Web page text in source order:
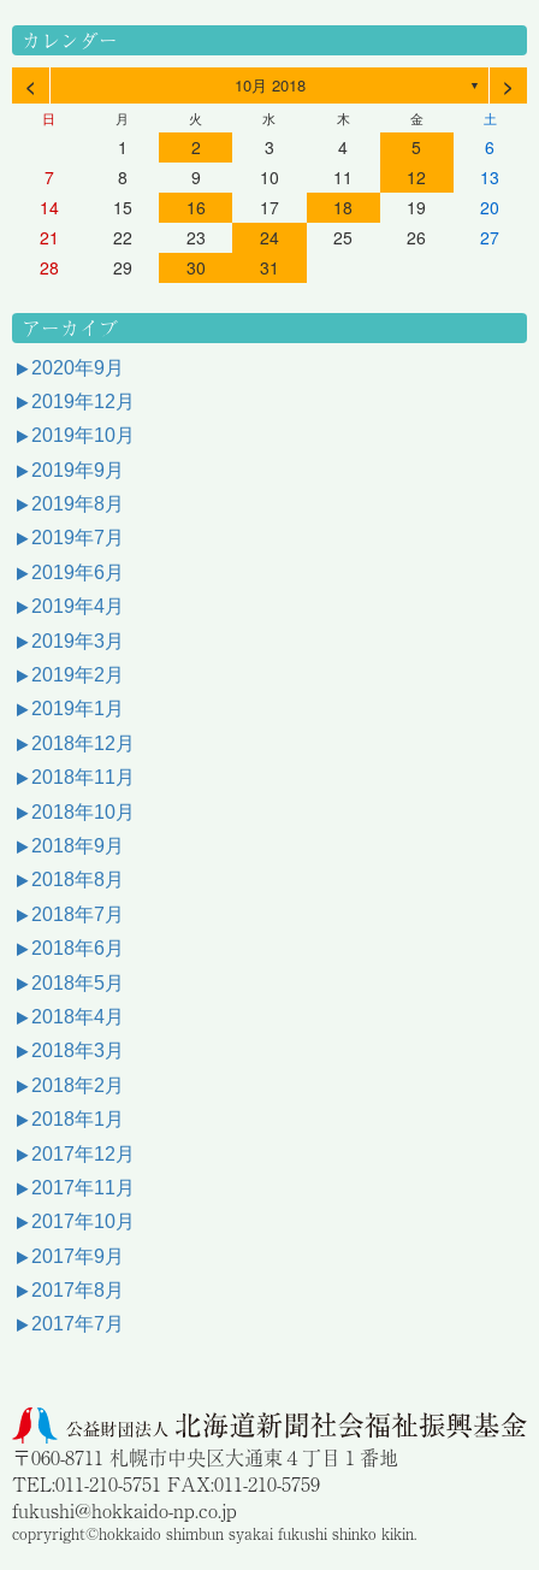
カレンダー
< 10月 2018 ▼ >
日 月 火 水 木 金 土
1 2 3 4 5
6
7
8 9 10 11 12
13
14
15 16 17 18 19
20
21
22 23 24 25 26
27
28
29 30 31
アーカイブ
2020年9月
2019年12月
2019年10月
2019年9月
2019年8月
2019年7月
2019年6月
2019年4月
2019年3月
2019年2月
2019年1月
2018年12月
2018年11月
2018年10月
2018年9月
2018年8月
2018年7月
2018年6月
2018年5月
2018年4月
2018年3月
2018年2月
2018年1月
2017年12月
2017年11月
2017年10月
2017年9月
2017年8月
2017年7月
〒060-8711 札幌市中央区大通東４丁目１番地
TEL:011-210-5751 FAX:011-210-5759
fukushi@hokkaido-np.co.jp
copryright©hokkaido shimbun syakai fukushi shinko kikin.